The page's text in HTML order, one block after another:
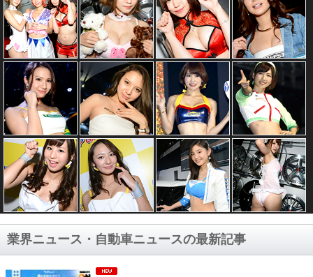
業界ニュース・自動車ニュースの最新記事